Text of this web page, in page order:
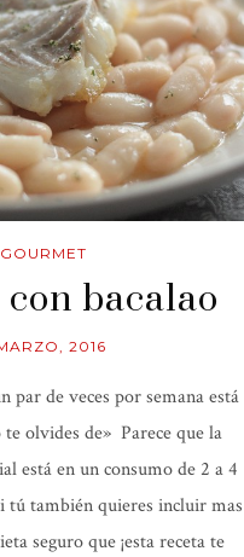
GOURMET
bacalao
2016
par de veces por semana está
olvides de» Parece que la
está en un consumo de 2 a 4
tú también quieres incluir mas
seguro que ¡esta receta te